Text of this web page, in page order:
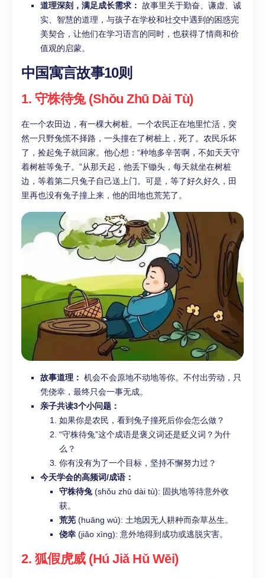
道理深刻，满足成长需求： 故事里关于勤奋、谦虚、诚
实、智慧的道理，与孩子在学校和社交中遇到的困惑完
美契合，让他们在学习语言的同时，也获得了情商和价
值观的启蒙。
中国寓言故事10则
1. 守株待兔 (Shǒu Zhū Dài Tù)
在一个农田边，有一棵大树桩。一个农民正在地里忙活，突
然一只野兔慌不择路，一头撞在了树桩上，死了。农民乐坏
了，捡起兔子就回家。他心想：“种地多辛苦啊，不如天天守
着树桩等兔子。”从那天起，他丢下锄头，每天就坐在树桩
边，等着第二只兔子自己送上门。可是，等了好久好久，田
里再也没有兔子撞上来，他的田地也荒芜了。
故事道理： 机会不会原地不动地等你。不付出劳动，只
凭侥幸，最终只会一事无成。
亲子共读3个小问题：
如果你是农民，看到兔子撞死后你会怎么做？
“守株待兔”这个成语是褒义词还是贬义词？为什
么？
你有没有为了一个目标，坚持不懈努力过？
今天学会的高频词/成语：
守株待兔(shǒu zhū dài tù): 固执地等待意外收
获。
荒芜 (huāng wú): 土地因无人耕种而杂草丛生。
侥幸 (jiǎo xìng): 意外地得到成功或逃脱灾害。
2. 狐假虎威 (Hú Jiǎ Hǔ Wēi)